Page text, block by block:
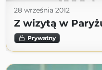
28 września 2012
Z wizytą w
Prywatny